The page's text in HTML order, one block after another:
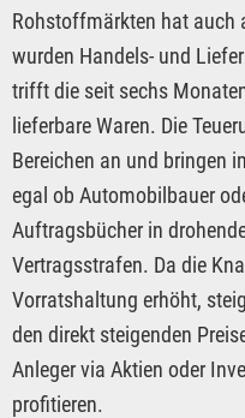
Rohstoffmärkten hat auch
wurden Handels- und
trifft die seit sechs
lieferbare Waren. Die
Bereichen an und bringen
egal ob Automobilbauer
Auftragsbücher in
Vertragsstrafen. Da die
Vorratshaltung erhöht,
den direkt steigenden
Anleger via Aktien oder
profitieren.